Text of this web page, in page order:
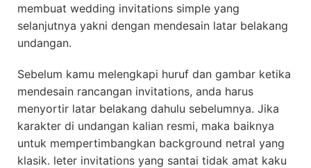
membuat wedding invitations simple yang
selanjutnya yakni dengan mendesain latar belakang
undangan.
Sebelum kamu melengkapi huruf dan gambar ketika
mendesain rancangan invitations, anda harus
menyortir latar belakang dahulu sebelumnya. Jika
karakter di undangan kalian resmi, maka baiknya
untuk mempertimbangkan background netral yang
klasik. leter invitations yang santai tidak amat kaku